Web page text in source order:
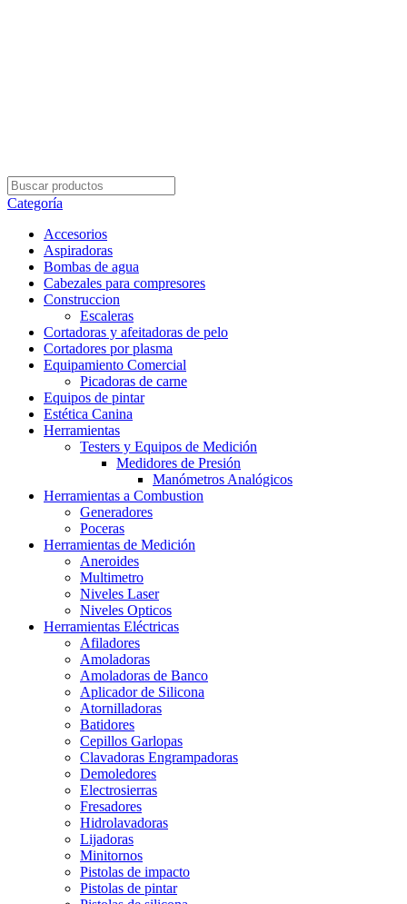
Categoría
Accesorios
Aspiradoras
Bombas de agua
Cabezales para compresores
Construccion
Escaleras
Cortadoras y afeitadoras de pelo
Cortadores por plasma
Equipamiento Comercial
Picadoras de carne
Equipos de pintar
Estética Canina
Herramientas
Testers y Equipos de Medición
Medidores de Presión
Manómetros Analógicos
Herramientas a Combustion
Generadores
Poceras
Herramientas de Medición
Aneroides
Multimetro
Niveles Laser
Niveles Opticos
Herramientas Eléctricas
Afiladores
Amoladoras
Amoladoras de Banco
Aplicador de Silicona
Atornilladoras
Batidores
Cepillos Garlopas
Clavadoras Engrampadoras
Demoledores
Electrosierras
Fresadores
Hidrolavadoras
Lijadoras
Minitornos
Pistolas de impacto
Pistolas de pintar